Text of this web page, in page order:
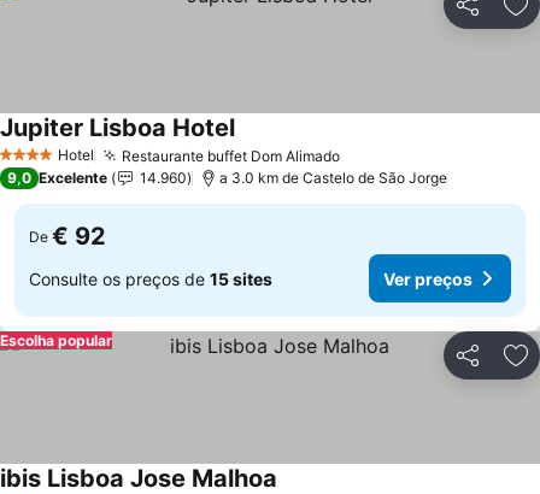
Partilhar
4 EstrelasHotel Restaurante buffet Dom AlimadoVer preços
Jupiter Lisboa HotelVer preços
9,0 Excelente 14.960 a 3.0 km de Castelo de São Jorge
De € 92
Consulte os preços de 15 sites Ver preços
Partilhar
Escolha popular
ibis Lisboa Jose Malhoa